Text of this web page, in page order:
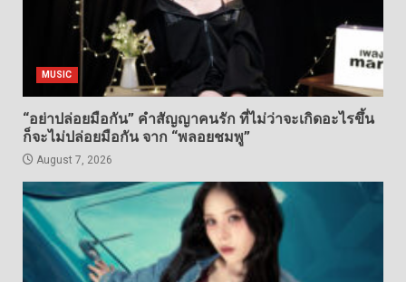
MUSIC
“อย่าปล่อยมือกัน” คำสัญญาคนรัก ที่ไม่ว่าจะเกิดอะไรขึ้น
ก็จะไม่ปล่อยมือกัน จาก “พลอยชมพู”
August 7, 2026